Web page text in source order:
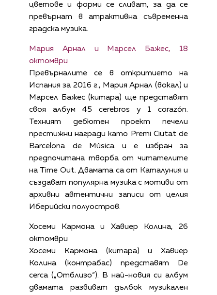
цветове и форми се сливат, за да се
превърнат в атрактивна съвременна
градска музика.
Мария Арнал и Марсел Бажес, 18
октомври
Превърналите се в откритието на
Испания за 2016 г., Мария Арнал (вокал) и
Марсел Бажес (китара) ще представят
своя албум 45 cerebros y 1 corazón.
Техният дебютен проект печели
престижни награди като Premi Ciutat de
Barcelona de Música и е избран за
предпочитана творба от читателите
на Time Out. Двамата са от Каталуния и
създават популярна музика с мотиви от
архивни автентични записи от целия
Иберийски полуостров.
Хосеми Кармона и Хавиер Колина, 26
октомври
Хосеми Кармона (китара) и Хавиер
Колина (контрабас) представят De
cerca („Отблизо“). В най-новия си албум
двамата развиват дълбок музикален